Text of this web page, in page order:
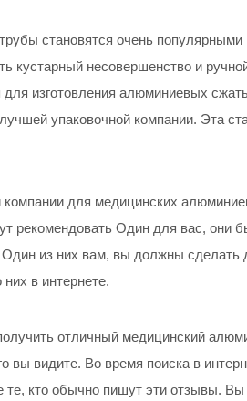
становятся очень
кустарный несовершенство и
для изготовления алюминиевых
упаковочной компании. Эта
для медицинских
рекомендовать Один для вас, они
Один из них вам, вы должны
в интернете.
отличный медицинский
вы видите. Во время поиска в
кто обычно пишут эти отзывы. Вы